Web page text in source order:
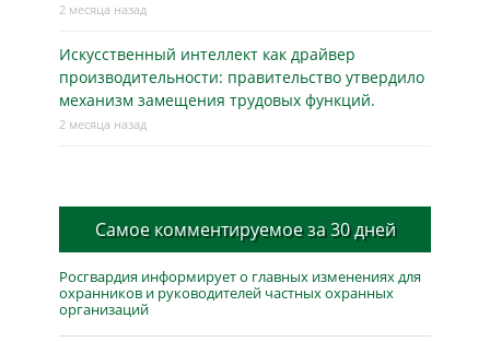
2 месяца назад
Искусственный интеллект как драйвер
производительности: правительство утвердило
механизм замещения трудовых функций.
2 месяца назад
Самое комментируемое за 30 дней
Росгвардия информирует о главных изменениях для
охранников и руководителей частных охранных
организаций